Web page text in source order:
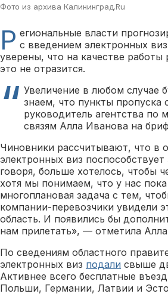
Фото из архива Калининград.Ru
Р егиональные власти
с введением электронных
уверены, что на качестве
это не отразится.
Увеличение в любом
знаем, что пункты пропуска
руководитель агентства
связям Алла Иванова на
Чиновники рассчитывают, что в
электронных виз
говоря, больше хотелось, чтобы
хотя мы понимаем, что у нас
многоплановая задача с тем,
компании-перевозчики увидели
область. И появились бы
нам прилетать», — отметила
По сведениям областного
электронных виз подали свыше
Активнее всего бесплатные
Польши, Германии, Латвии и